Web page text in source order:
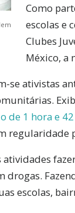
Como
escolas e
Clubes
México, a
se ativistas
de 1 hora e
regularidade
atividades
drogas.
escolas,